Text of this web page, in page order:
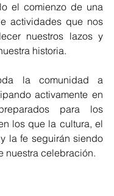
el comienzo de una
actividades que nos
nuestros lazos y
historia.
la comunidad a
activamente en
para los
los que la cultura, el
la fe seguirán siendo
nuestra celebración.